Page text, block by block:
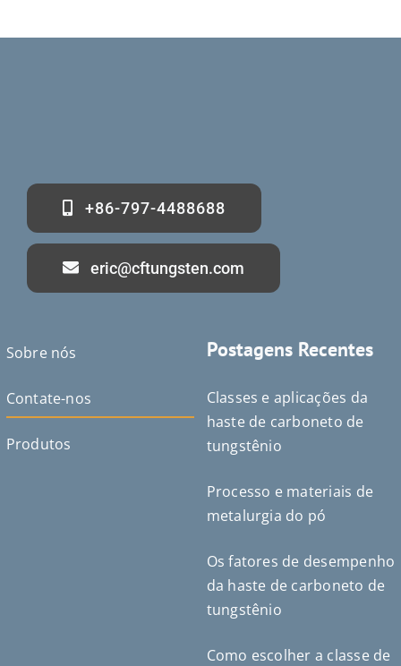
+86-797-4488688
eric@cftungsten.com
Sobre nós
Contate-nos
Produtos
Postagens Recentes
Classes e aplicações da
haste de carboneto de
tungstênio
Processo e materiais de
metalurgia do pó
Os fatores de desempenho
da haste de carboneto de
tungstênio
Como escolher a classe de
Türkçe
Deutsch (Sie)